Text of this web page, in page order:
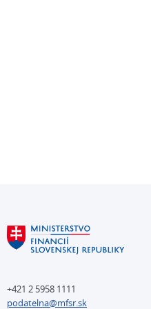
+421 2 5958 1111
podatelna@mfsr.sk